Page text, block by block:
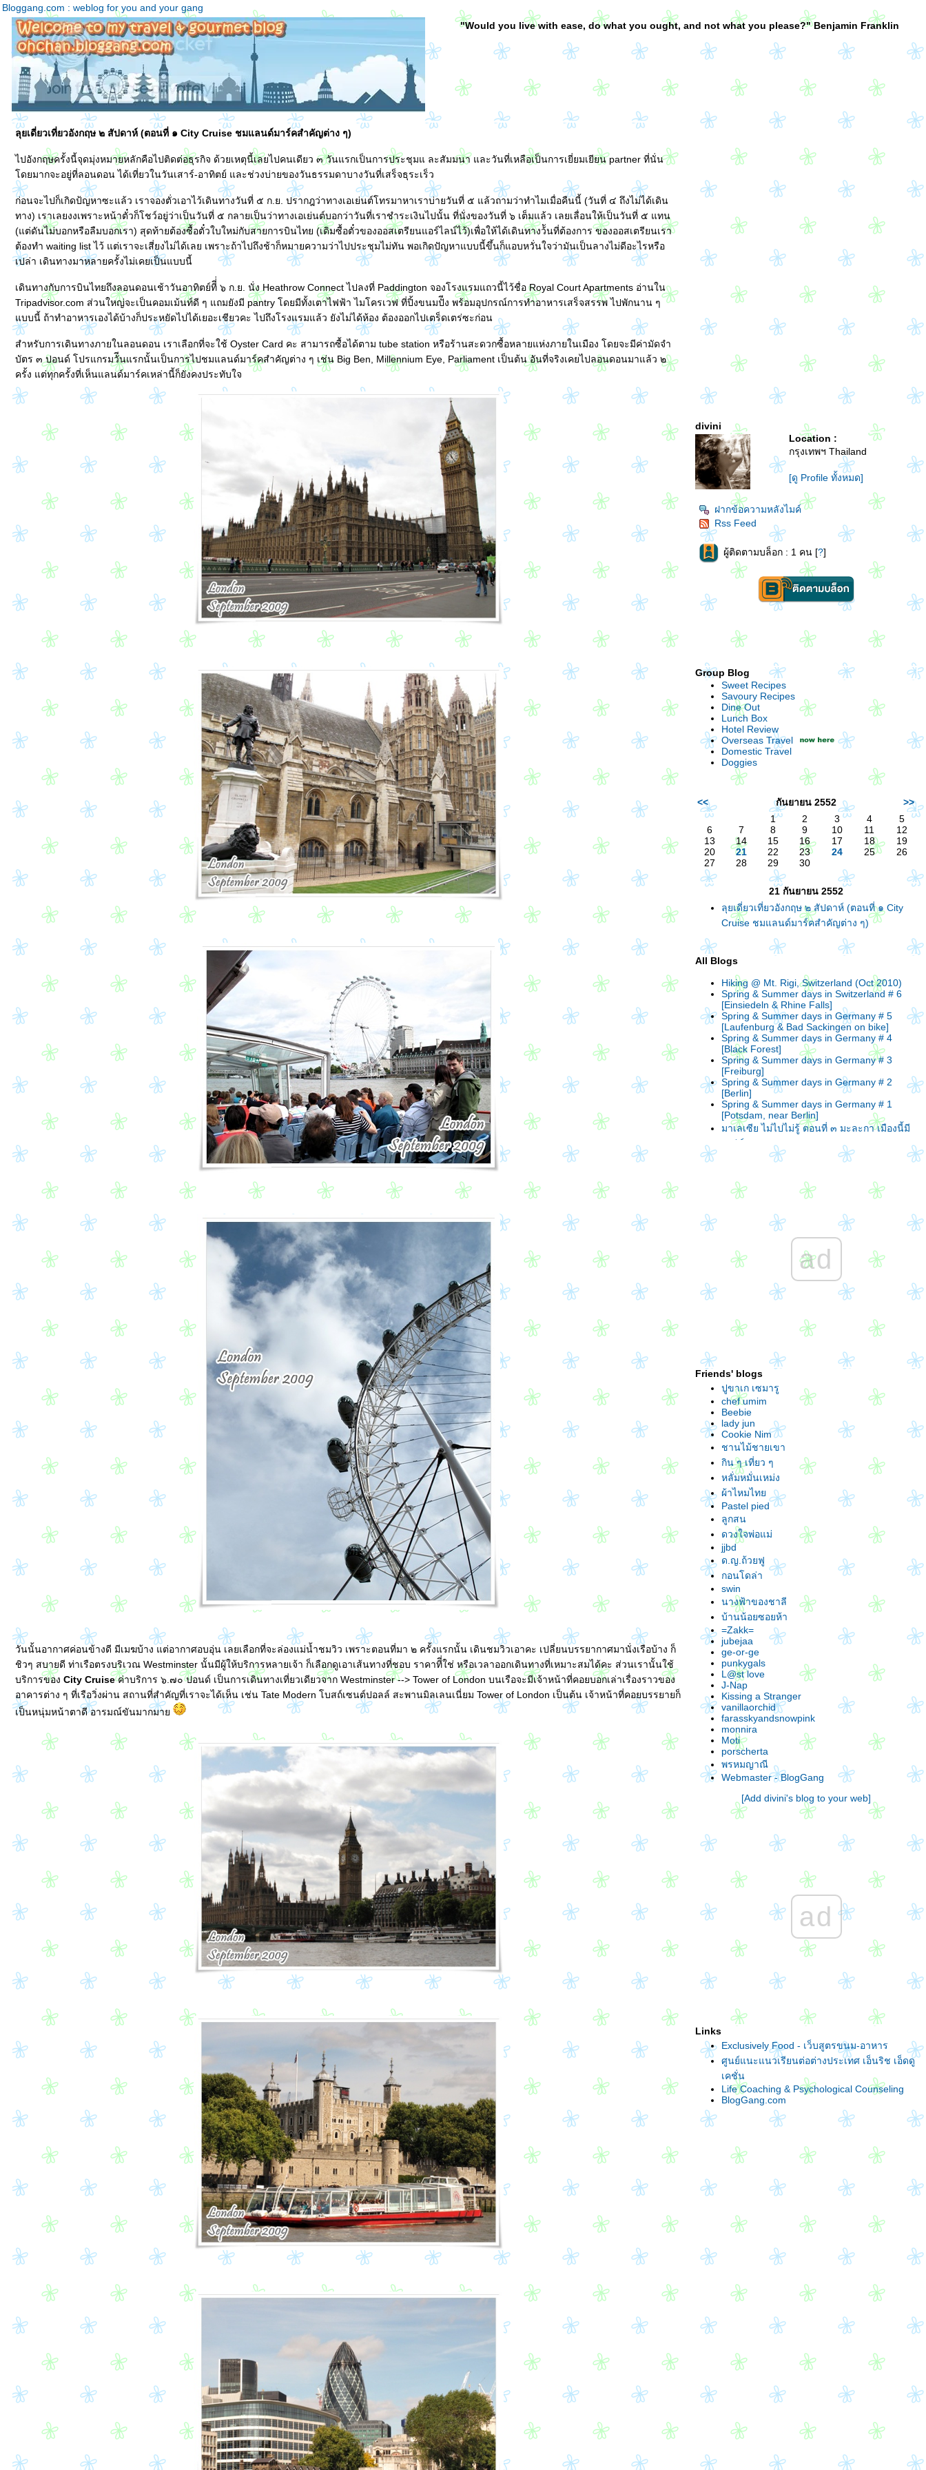
Bloggang.com : weblog for you and your gang
"Would you live with ease, do what you ought, and not what you please?" Benjamin Franklin
ลุยเดี่ยวเที่ยวอังกฤษ ๒ สัปดาห์ (ตอนที่ ๑ City Cruise ชมแลนด์มาร์คสำคัญต่าง ๆ)
ไปอังกฤษครั้งนี้จุดมุ่งหมายหลักคือไปติดต่อธุรกิจ ด้วยเหตุนี้เลยไปคนเดียว ๓ วันแรกเป็นการประชุมแ ละสัมมนา และวันที่เหลือเป็นการเยี่ยมเยียน partner ที่นั่น
ดยมากจะอยู่ที่ลอนดอน ได้เที่ยวในวันเสาร์-อาทิตย์ และช่วงบ่ายของวันธรรมดาบางวันที่เสร็จธุระเร็ว
ก่อนจะไปก็เกิดป้ญหาซะแล้ว เราจองตั่วเอาไว้เดินทางวันที่ ๕ ก.ย. ปรากฎว่าทางเอเย่นต์โทรมาหาเราบ่ายวันที่ ๕ แล้วถามว่าทำไมเมื่อคืนนี้ (วันที่ ๔ ถึงไม่ได้เดิน
ทาง) เราเลยงงเพราะหน้าตั๋วก็โชว์อยู่ว่าเป็นวันที่ ๕ กลายเป็นว่าทางเอเย่นต์บอกว่าวันที่เราชำระเงินไปนั้น ที่นั่งของวันที่ ๖ เต็มแล้ว เลยเลื่อนให้เป็นวันที่ ๕ แทน
(แต่ดันไม่บอกหรือลืมบอกเรา) สุดท้ายต้องซื้อตั๋วใบใหม่กับสายการบินไทย (เดิมซื้อตั๋วของออสเตรียนแอร์ไลน์ไว้)เพื่อให้ได้เดินทางว้ันที่ต้องการ ของออสเตรียนเรา
ต้องทำ waiting list ไว้ แต่เราจะเสี่ยงไม่ได้เลย เพราะถ้าไปถึงช้าก็หมายความว่าไปประชุมไม่ทัน พอเกิดปัญหาแบบนี้ขึ้นก็แอบหวั่นใจว่ามันเป็นลางไม่ดีอะไรหรือ
เปล่า เดินทางมาหลายครั้งไม่เคยเป็นแบบนี้
เดินทางกับการบินไทยถึงลอนดอนเช้าวันอาทิตย์ทีี่่ ๖ ก.ย. นั่ง Heathrow Connect ไปลงที่ Paddington จองโรงแรมแถวนี้ไว้ชื่อ Royal Court Apartments อ่านใน
Tripadvisor.com ส่วนใหญ่จะเป็นคอมเม้นท์ดี ๆ แถมยังมี pantry โดยมีทั้งเตาไฟฟ้า ไมโครเวฟ ที่ปิ้งขนมปัีง พร้อมอุปกรณ์การทำอาหารเสร็จสรรพ ไปพักนาน ๆ
บบนี้ ถ้าทำอาหารเองได้บ้างก็ประหยัดไปได้เยอะเชียวคะ ไปถึงโรงแรมแล้ว ยังไม่ได้ห้อง ต้องออกไปเตร็ดเตร่ซะก่อน
สำหรับการเดินทางภายในลอนดอน เราเลือกที่จะใช้ Oyster Card คะ สามารถซื้อได้ตาม tube station หรือร้านสะดวกซื้อหลายแห่งภายในเมือง โดยจะมีค่ามัดจำ
บัตร ๓ ปอนด์ โปรแกรมวัีนแรกนั้นเป็นการไปชมแลนด์มาร์คสำคัญต่าง ๆ เช่น Big Ben, Millennium Eye, Parliament เป็นต้น อันที่จริงเคยไปลอนดอนมาแล้ว ๒
ครั้ง แต่ทุกครั้งที่เห็นแลนด์มาร์คเหล่านี้ก็ยังคงประทับใจ
วันนั้นอากาศค่อนข้างดี มีเมฆบ้าง แต่อากาศอบอุ่น เลยเลือกที่จะล่องแม่น้ำชมวิว เพราะตอนที่มา ๒ ครั้งแรกนั้น เดินชมวิวเอาคะ เปลี่ยนบรรยากาศมานั่งเรือบ้าง ก็
ชิวๆ สบายดี ท่าเรือตรงบริเวณ Westminster นั้นมีผู้ให้บริการหลายเจ้า ก็เลือกดูเอาเส้นทางที่ชอบ ราคาทีี่ใช่ หรือเวลาออกเดินทางที่เหมาะสมได้คะ ส่วนเรานั้นใช้
บริการของ City Cruiseค่าบริการ ๖.๗๐ ปอนด์ เป็นการเดินทางเที่ยวเดียวจาก Westminster --> Tower of London บนเรือจะมีเจ้าหน้าที่คอยบอกเล่าเรื่องราวของ
อาคารต่าง ๆ ที่เรือวิ่งผ่าน สถานที่สำคัญที่เราจะได้เห็น เช่น Tate Modern โบสถ์เซนต์ปอลล์ สะพานมิลเลนเนี่ยม Tower of London เป็นต้น เจ้าหน้าที่คอยบรรยายก็
เป็นหนุ่มหน้าตาดี อารมณ์ขันมากมา
divini
Location :
กรุงเทพฯ Thailand
[ดู Profile ทั้งหมด]
ฝากข้อความหลังไมค์
Rss Feed
ผู้ติดตามบล็อก : 1 คน [?]
Group Blog
Sweet Recipes
Savoury Recipes
Dine Out
Lunch Box
Hotel Review
Overseas Travel
Domestic Travel
Doggies
<< กันยายน 2552
>>
1
2 3 4
5
6
7 8 9 10 11
12
13
14 15 16 17 18
19
20
21 22 23 24 25
26
27
28 29 30
21 กันยายน 2552
ลุยเดี่ยวเที่ยวอังกฤษ ๒ สัปดาห์ (ตอนที่ ๑ City
Cruise ชมแลนด์มาร์คสำคัญต่าง ๆ)
All Blogs
Hiking @ Mt. Rigi, Switzerland (Oct 2010)
Spring & Summer days in Switzerland # 6
[Einsiedeln & Rhine Falls]
Spring & Summer days in Germany # 5
[Laufenburg & Bad Sackingen on bike]
Spring & Summer days in Germany # 4
[Black Forest]
Spring & Summer days in Germany # 3
[Freiburg]
Spring & Summer days in Germany # 2
[Berlin]
Spring & Summer days in Germany # 1
[Potsdam, near Berlin]
มาเลเซีย ไม่ไปไม่รู้ ตอนที่ ๓ มะละกา เมืองนี้มี
เสน่ห์
มาเลเซีย ไม่ไปไม่รู้ ตอนที่ ๒ Putrajaya &
มาเลเซีย ไม่ไปไม่รู้ ตอนที่ ๑ KL
ลุยเดี่ยวเที่ยวอังกฤษ ตอนจบแล้วจ้า.....Hampton
Court Palace & Camden Town
ลุยเดี่ยวเที่ยวอังกฤษ ตอนที่ ๖ (Brighton)
ลุยเดี่ยวเที่ยวอังกฤษ ตอนที่ ๕ (Oxford)
ตะลุยเดี่ยวเที่ยวอังกฤษ ตอนที่ ๔ (Kensington
ตะลุยเดี่ยวเที่ยวอังกฤษ ๒ สัปดาห์ (ตอนที่ ๓.๒
ตะลุยเดี่ยวเที่ยวอังกฤษ ๒ สัปดาห์ (ตอนที่ ๓ พา
ลุยเดี่ยวเที่ยวอังกฤษ ๒ สัปดาห์ (ตอนที่ ๒ British
Museum - London)
ลุยเดี่ยวเที่ยวอังกฤษ ๒ สัปดาห์ (ตอนที่ ๑ City
Cruise ชมแลนด์มาร์คสำคัญต่าง ๆ)
One day in Singapore
ฺพาเที่ยวสวิส ตอนที่ ๑๐ === Berne &
Neuchatel ===
พาเที่ยวสวิส ตอนที่ ๙ ===Vevey &
Fribourg===
พาเที่ยวสวิส ตอนที่ ๘ === Lausanne ===
พาเที่ยวสวิส ตอนที่ ๗ === Lake of Constance
& St. Gallen ===
พาเที่ยวสวิส ตอนที่ ๖ === Silvaplana -
Liechtenstein - Bregenz ===
Switzerland - Sep 2008 # 5 === St. Moritz &
Silvapana ===
Switzerland - Sep 2008 # 4 === Gotthard
Pass - Lugano ===
Switzerland - Sep 2008 # 3 ==Bernese
Oberland==
Switzerland - Sep 2008 # 2 === Solothurn
===
Switzerland - Sep 2008 # 1
ไฟลท์ระทึก กรุงเทพ-ซูริค โดยสายการบิน
Turkish Airline
เตรียมตัวเที่ยวสวิสเซอร์แลนด์ - Swiss Pass
ขอวีซ่าเชงเก้นที่สถานทูตออสเตรีย - ฟรี!!
เตรียมตัวเที่ยวสวิสเซอร์แลนด์
ad
Friends' blogs
ปูขาเก เซมารู
chef umim
Beebie
lady jun
Cookie Nim
ชานไม้ชายเขา
กิน ๆ เที่ยว ๆ
หลั่มหมั่นเหม่ง
ผ้าไหมไท
Pastel pied
ลูกสน
ดวงใจพ่อแม่
jjbd
ด.ญ.ถ้วยฟู
กอนโดล่า
swin
นางฟ้าของชาลี
บ้านน้อยซอยห้า
=Zakk=
jubejaa
ge-or-ge
punkygals
L@st love
J-Nap
Kissing a Stranger
vanillaorchid
farasskyandsnowpink
monnira
Moti
porscherta
พรหมญาณี
Webmaster - BlogGang
[Add divini's blog to your web]
ad
Links
Exclusively Food - เว็บสูตรขนม-อาหาร
ศูนย์แนะแนวเรียนต่อต่างประเทศ เอ็นริช เอ็ดดู
เคชั่น
Life Coaching & Psychological Counseling
BlogGang.com